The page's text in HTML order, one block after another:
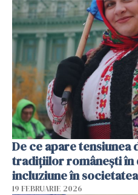
De ce apare
tradițiilor românești în
incluziune în
19 FEBRUARIE 2026